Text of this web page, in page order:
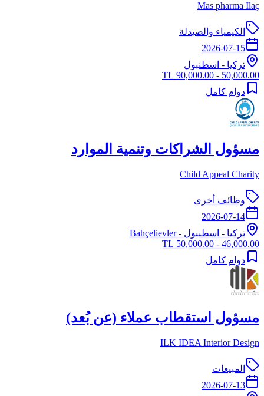
Mas pharma Ilaç
الكيمياء والصيدلة
2026-07-15
تركيا - اسطنبول
50,000.00 - 90,000.00 TL
دوام كامل
مسؤول الشراكات وتنمية الموارد
Child Appeal Charity
وظائف أخرى
2026-07-14
تركيا - اسطنبول - Bahçelievler
46,000.00 - 50,000.00 TL
دوام كامل
مسؤول استقطاب عملاء (عن بُعد)
ILK IDEA Interior Design
المبيعات
2026-07-13